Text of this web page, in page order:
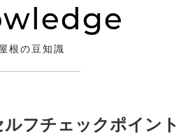
根の豆知識
フチェックポイント